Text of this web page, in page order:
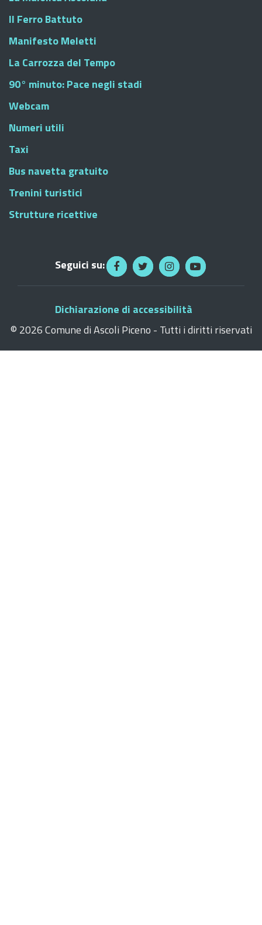
Il Ferro Battuto
Manifesto Meletti
La Carrozza del Tempo
90° minuto: Pace negli stadi
Webcam
Numeri utili
Taxi
Bus navetta gratuito
Trenini turistici
Strutture ricettive
Seguici su:
Dichiarazione di accessibilità
© 2026 Comune di Ascoli Piceno - Tutti i diritti riservati